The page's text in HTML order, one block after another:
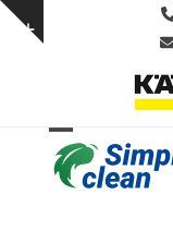
Skip
Show
Open
mobile
Close
mobile